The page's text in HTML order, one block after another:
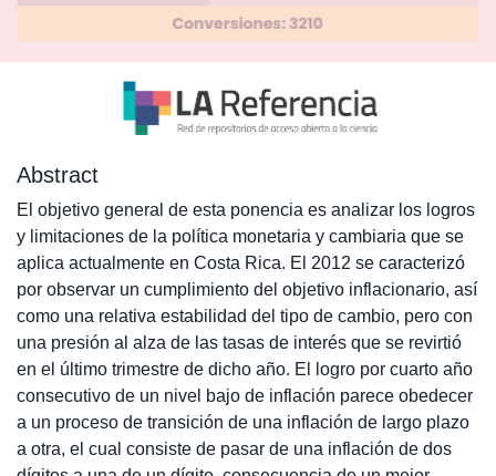
Abstract
El objetivo general de esta ponencia es analizar los logros
y limitaciones de la política monetaria y cambiaria que se
aplica actualmente en Costa Rica. El 2012 se caracterizó
por observar un cumplimiento del objetivo inflacionario, así
como una relativa estabilidad del tipo de cambio, pero con
una presión al alza de las tasas de interés que se revirtió
en el último trimestre de dicho año. El logro por cuarto año
consecutivo de un nivel bajo de inflación parece obedecer
a un proceso de transición de una inflación de largo plazo
a otra, el cual consiste de pasar de una inflación de dos